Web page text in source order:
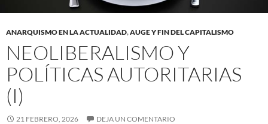
ANARQUISMO EN LA ACTUALIDAD,AUGE Y FIN DEL CAPITALISMO
NEOLIBERALISMO Y
POLÍTICAS AUTORITARIAS
(I)
21 FEBRERO, 2026 DEJA UN COMENTARIO